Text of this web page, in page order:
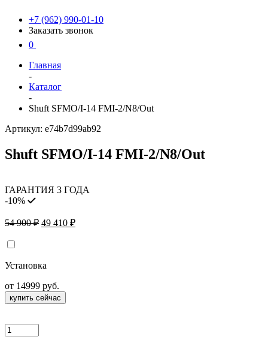
+7 (962) 990-01-10
Заказать звонок
0
Главная
-
Каталог
-
Shuft SFMO/I-14 FMI-2/N8/Out
Артикул: e74b7d99ab92
Shuft SFMO/I-14 FMI-2/N8/Out
ГАРАНТИЯ 3 ГОДА
-10%
54 900₽ Первоначальная
900 ₽.
49 410 ₽Текущая
Установка
от 14999 руб.
купить сейчас